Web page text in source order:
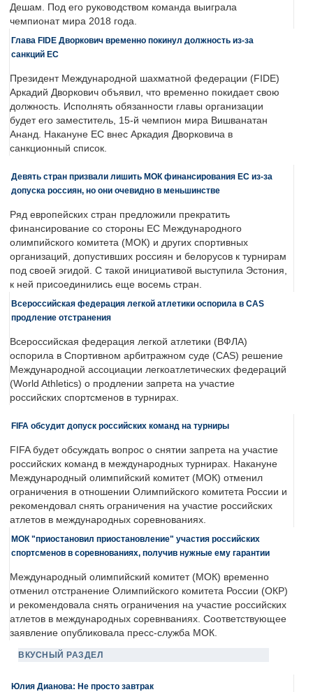
Дешам. Под его руководством команда выиграла
чемпионат мира 2018 года.
Глава FIDE Дворкович временно покинул должность из-за
санкций ЕС
Президент Международной шахматной федерации (FIDE)
Аркадий Дворкович объявил, что временно покидает свою
должность. Исполнять обязанности главы организации
будет его заместитель, 15-й чемпион мира Вишванатан
Ананд. Накануне ЕС внес Аркадия Дворковича в
санкционный список.
Девять стран призвали лишить МОК финансирования ЕС из-за
допуска россиян, но они очевидно в меньшинстве
Ряд европейских стран предложили прекратить
финансирование со стороны ЕС Международного
олимпийского комитета (МОК) и других спортивных
организаций, допустивших россиян и белорусов к турнирам
под своей эгидой. С такой инициативой выступила Эстония,
к ней присоединились еще восемь стран.
Всероссийская федерация легкой атлетики оспорила в CAS
продление отстранения
Всероссийская федерация легкой атлетики (ВФЛА)
оспорила в Спортивном арбитражном суде (CAS) решение
Международной ассоциации легкоатлетических федераций
(World Athletics) о продлении запрета на участие
российских спортсменов в турнирах.
FIFA обсудит допуск российских команд на турниры
FIFA будет обсуждать вопрос о снятии запрета на участие
российских команд в международных турнирах. Накануне
Международный олимпийский комитет (МОК) отменил
ограничения в отношении Олимпийского комитета России и
рекомендовал снять ограничения на участие российских
атлетов в международных соревнованиях.
МОК "приостановил приостановление" участия российских
спортсменов в соревнованиях, получив нужные ему гарантии
Международный олимпийский комитет (МОК) временно
отменил отстранение Олимпийского комитета России (ОКР)
и рекомендовала снять ограничения на участие российских
атлетов в международных соревнваниях. Соответствующее
заявление опубликовала пресс-служба МОК.
ВКУСНЫЙ РАЗДЕЛ
Юлия Дианова: Не просто завтрак